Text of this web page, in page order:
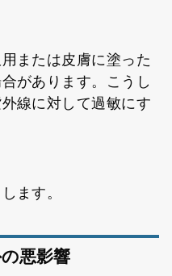
または皮膚に塗った
があります。こうし
線に対して過敏にす
ます。
悪影響